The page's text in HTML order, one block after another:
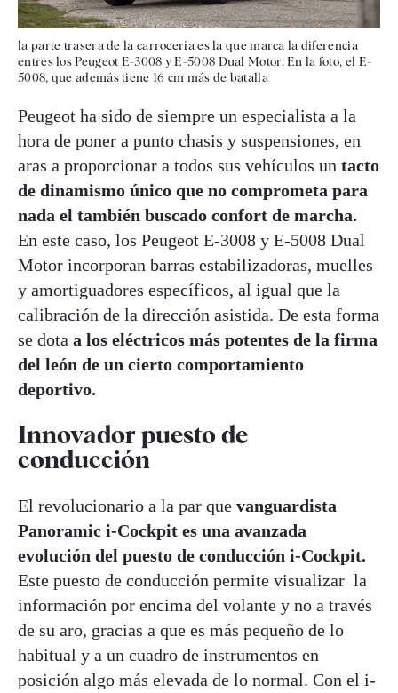
la parte trasera de la carrocería es la que marca la diferencia
entres los Peugeot E-3008 y E-5008 Dual Motor. En la foto, el E-
5008, que además tiene 16 cm más de batalla
Peugeot ha sido de siempre un especialista a la
hora de poner a punto chasis y suspensiones, en
aras a proporcionar a todos sus vehículos un tacto
de dinamismo único que no comprometa para
nada el también buscado confort de marcha.
En este caso, los Peugeot E-3008 y E-5008 Dual
Motor incorporan barras estabilizadoras, muelles
y amortiguadores específicos, al igual que la
calibración de la dirección asistida. De esta forma
se dota a los eléctricos más potentes de la firma
del león de un cierto comportamiento
deportivo.
Innovador puesto de
conducción
El revolucionario a la par que vanguardista
Panoramic i-Cockpit es una avanzada
evolución del puesto de conducción i-Cockpit.
Este puesto de conducción permite visualizar la
información por encima del volante y no a través
de su aro, gracias a que es más pequeño de lo
habitual y a un cuadro de instrumentos en
posición algo más elevada de lo normal. Con el i-